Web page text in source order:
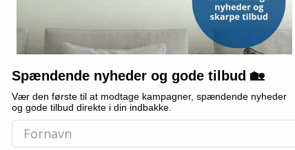
Vis
(1395)
1.499,-
1.399,- Vis
På lager
1.499,-
1.399,-
På lager
NY TILBUD TILBUD
Spændende nyheder og gode tilbud 🏡
Vær den første til at modtage kampagner, spændende nyheder
og gode tilbud direkte i din indbakke.